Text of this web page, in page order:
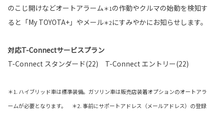
のこじ開けなどオートアラーム＊1の作動やクルマの始動を検知す
ると「My TOYOTA+」やメール＊2にすみやかにお知らせします。
対応T-Connectサービスプラン
T-Connect スタンダード(22) T-Connect エントリー(22)
＊1. ハイブリッド車は標準装備。ガソリン車は販売店装着オプションのオートアラ
ームが必要となります。 ＊2. 事前にサポートアドレス（メールアドレス）の登録